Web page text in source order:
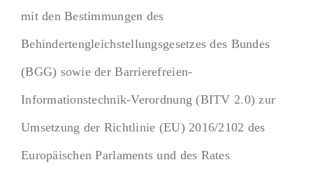
mit den Bestimmungen des
Behindertengleichstellungsgesetzes des Bundes
(BGG) sowie der Barrierefreien-
Informationstechnik-Verordnung (BITV 2.0) zur
Umsetzung der Richtlinie (EU) 2016/2102 des
Europäischen Parlaments und des Rates